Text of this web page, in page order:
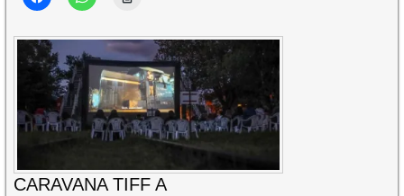
CARAVANA TIFF A